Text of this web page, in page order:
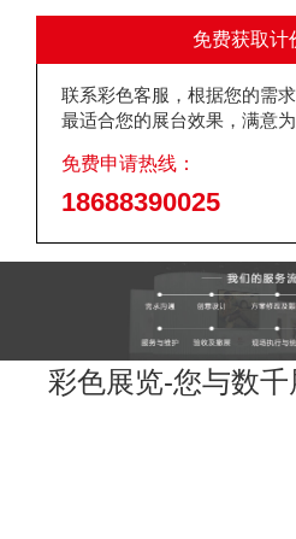
免费获取计
联系彩色客服，根据您的需
最适合您的展台效果，满意为
免费申请热线：
18688390025
彩色展览-您与数